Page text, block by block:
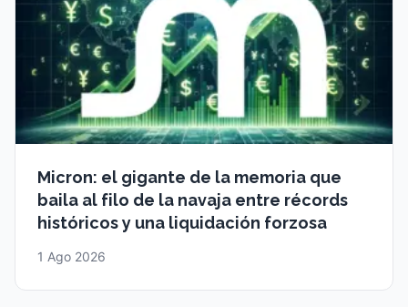
Micron: el gigante de la memoria que
baila al filo de la navaja entre récords
históricos y una liquidación forzosa
1 Ago 2026